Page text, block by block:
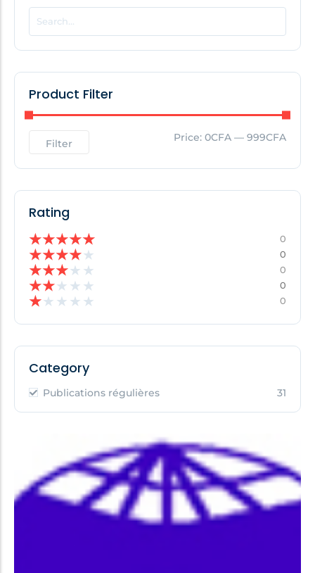
POPULAR THIS WEEK
No Posts Found!
No Posts Found!
Product Filter
Filter Price: 0CFA — 999CFA
Rating
★★★★★ 0
★★★★★ 0
★★★★ ★ 0
★★★ ★ ★ 0
★★ ★ ★ ★ 0
Category
Publications régulières 31